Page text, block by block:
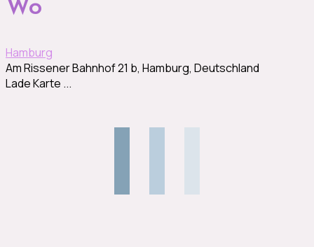
Wo
Hamburg
Am Rissener Bahnhof 21 b, Hamburg, Deutschland
Lade Karte ...